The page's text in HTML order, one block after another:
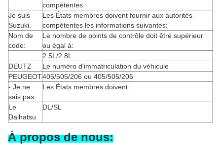
compétentes.
Je suis
Suzuki.
Les États membres doivent fournir aux autorités
compétentes les informations suivantes:
Nom de
code:
Le nombre de points de contrôle doit être supérieur
ou égal à:
2.5L/2.8L
DEUTZ
Le numéro d'immatriculation du véhicule
PEUGEOT405/505/206 ou 405/505/206
- Je ne
sais pas.
Les États membres doivent:
Le
Daihatsu
DL/SL
À propos de nous: